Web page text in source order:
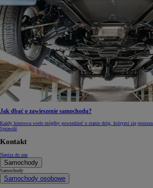
Jak dbać o zawieszenie samochodu?
Każdy kierowca wiele mógłby powiedzieć o stanie dróg, którymi się porusza.
Sprawdź
Kontakt
Napisz do nas
Samochody
Samochody
Samochody osobowe